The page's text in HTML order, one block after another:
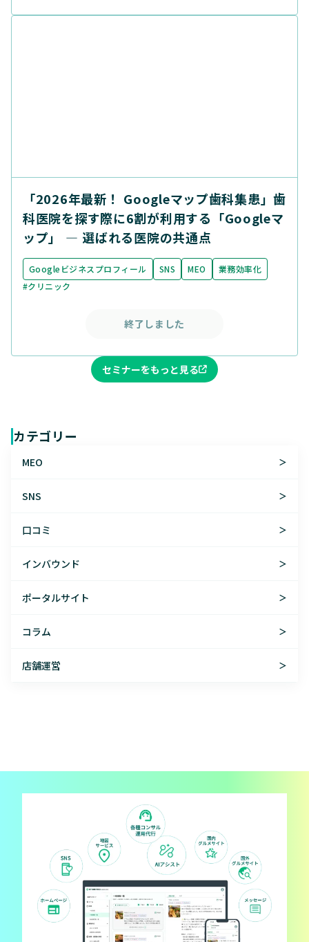
「2026年最新！ Googleマップ歯科集患」歯
科医院を探す際に6割が利用する「Googleマ
ップ」 ― 選ばれる医院の共通点
Googleビジネスプロフィール SNS MEO
業務効率化
#クリニック
終了しました
セミナーをもっと見る
カテゴリー
MEO ＞
SNS ＞
口コミ ＞
インバウンド ＞
ポータルサイト ＞
コラム ＞
店舗運営 ＞